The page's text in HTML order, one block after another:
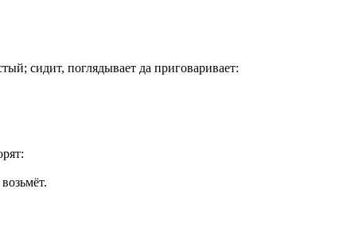
сидит, поглядывает да приговаривает: